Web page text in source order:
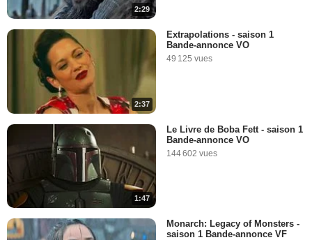
2:29
2:37
Extrapolations - saison 1
Bande-annonce VO
49 125 vues
1:47
Le Livre de Boba Fett - saison 1
Bande-annonce VO
144 602 vues
Monarch: Legacy of Monsters -
saison 1 Bande-annonce VF